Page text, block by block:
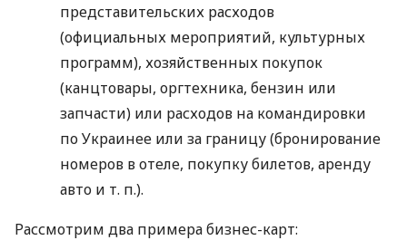
представительских расходов
(официальных мероприятий, культурных
программ), хозяйственных покупок
(канцтовары, оргтехника, бензин или
запчасти) или расходов на командировки
по Украинее или за границу (бронирование
номеров в отеле, покупку билетов, аренду
авто и т. п.).
Рассмотрим два примера бизнес-карт: